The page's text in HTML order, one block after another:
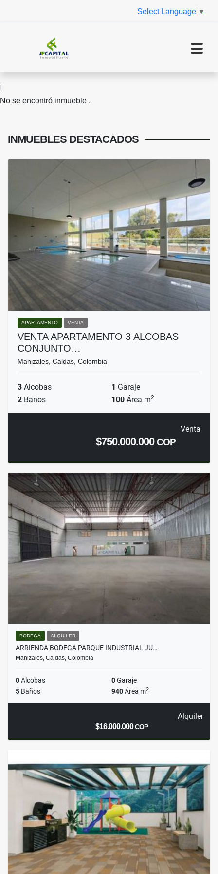
Select Language ▼
No se encontró inmueble .
INMUEBLES DESTACADOS
APARTAMENTO VENTA
VENTA APARTAMENTO 3 ALCOBAS
CONJUNTO…
Manizales, Caldas, Colombia
3 Alcobas 1 Garaje
2 Baños 100 Área m2
Venta
$750.000.000COP
BODEGA ALQUILER
ARRIENDA BODEGA PARQUE INDUSTRIAL JU…
Manizales, Caldas, Colombia
0Alcobas 0Garaje
5 Baños 940Área m2
Alquiler
$16.000.000COP